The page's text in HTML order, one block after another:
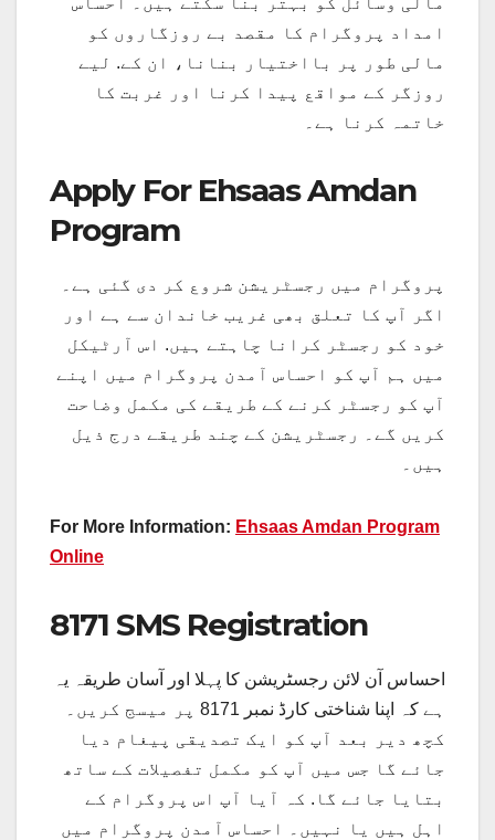
امداد پروگرام کا مقصد بے روزگاروں کو
مالی طور پر بااختیار بنانا، ان کے. لیے
روزگر کے مواقع پیدا کرنا اور غربت کا
خاتمہ کرنا ہے۔
Apply For Ehsaas Amdan
Program
پروگرام میں رجسٹریشن شروع کر دی گئی ہے۔
اگر آپ کا تعلق بھی غریب خاندان سے ہے اور
خود کو رجسٹر کرانا چاہتے ہیں. اس آرٹیکل
میں ہم آپ کو احساس آمدن پروگرام میں اپنے
آپ کو رجسٹر کرنے کے طریقے کی مکمل وضاحت
کریں گے۔ رجسٹریشن کے چند طریقے درج ذیل
ہیں۔
For More Information: Ehsaas Amdan Program
Online
8171 SMS Registration
احساس آن لائن رجسٹریشن کا پہلا اور آسان طریقہ یہ
ہے کہ اپنا شناختی کارڈ نمبر 8171 پر میسج کریں۔
کچھ دیر بعد آپ کو ایک تصدیقی پیغام دیا
جائے گا جس میں آپ کو مکمل تفصیلات کے ساتھ
بتایا جائے گا. کہ آیا آپ اس پروگرام کے
اہل ہیں یا نہیں۔ احساس آمدن پروگرام میں